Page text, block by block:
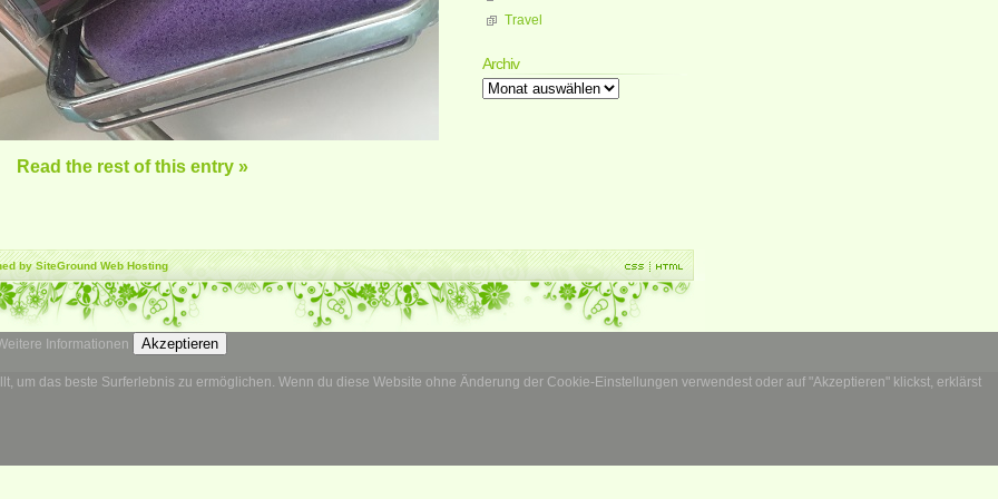
Read the rest of this entry »
Travel
Archiv
Archiv
by SiteGroundWeb Hosting
Informationen Akzeptieren
um das beste Surferlebnis zu ermöglichen. Wenn du diese Website ohne Änderung der Cookie-Einstellungen verwendest oder auf "Akzeptieren" klickst, erklärst